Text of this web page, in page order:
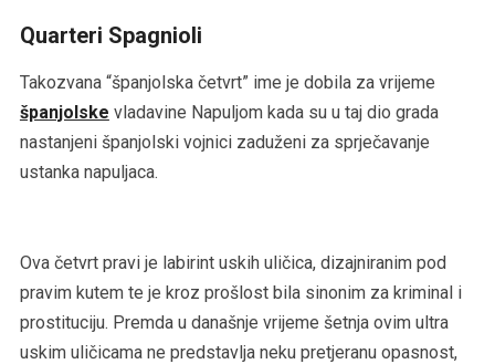
Quarteri Spagnioli
Takozvana “španjolska četvrt” ime je dobila za vrijeme
španjolske vladavine Napuljom kada su u taj dio grada
nastanjeni španjolski vojnici zaduženi za sprječavanje
ustanka napuljaca.
Ova četvrt pravi je labirint uskih uličica, dizajniranim pod
pravim kutem te je kroz prošlost bila sinonim za kriminal i
prostituciju. Premda u današnje vrijeme šetnja ovim ultra
uskim uličicama ne predstavlja neku pretjeranu opasnost,